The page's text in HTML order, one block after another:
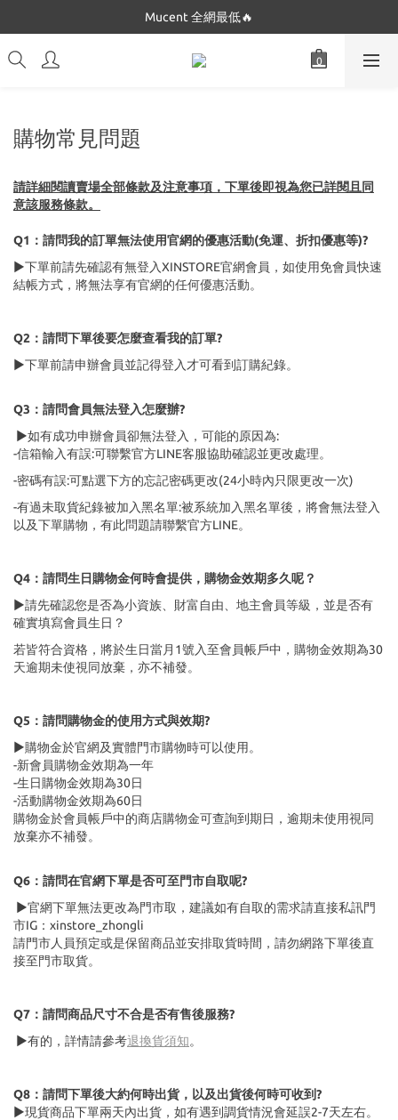
Dickies 最低$280起🔥
Mucent 全網最低🔥
Dickies 最低$280起🔥
購物常見問題
請詳細閱讀賣場全部條款及注意事項，下單後即視為您已詳閱且同
意該服務條款。
Q1：請問我的訂單無法使用官網的優惠活動(免運、折扣優惠等)?
▶下單前請先確認有無登入XINSTORE官網會員，如使用免會員快速
結帳方式，將無法享有官網的任何優惠活動。
Q2：請問下單後要怎麼查看我的訂單?
▶下單前請申辦會員並記得登入 才可看到訂購紀錄。
Q3：請問會員無法登入怎麼辦?
▶如有成功申辦會員卻無法登入，可能的原因為:
-信箱輸入有誤:可聯繫官方LINE客服協助確認並更改處理。
-密碼有誤:可點選下方的忘記密碼更改(24小時內只限更改一次)
-有過未取貨紀錄被加入黑名單:被系統加入黑名單後，將會無法登入
以及下單購物，有此問題請聯繫官方LINE。
Q4：請問生日購物金何時會提供，購物金效期多久呢？
▶請先確認您是否為小資族、財富自由、地主會員等級，並是否有
確實填寫會員生日？
若皆符合資格，將於生日當月1號入至會員帳戶中，購物金效期為30
天逾期未使視同放棄，亦不補發。
Q5：請問購物金的使用方式與效期?
▶購物金於官網及實體門市購物時可以使用。
-新會員購物金效期為一年
-生日購物金效期為30日
-活動購物金效期為60日
購物金於會員帳戶中的商店購物金可查詢到期日，逾期未使用視同
放棄亦不補發。
Q6：請問在官網下單是否可至門市自取呢?
▶官網下單無法更改為門市取，建議如有自取的需求請直接私訊門
市IG：xinstore_zhongli
請門市人員預定或是保留商品並安排取貨時間，請勿網路下單後直
接至門市取貨。
Q7：請問商品尺寸不合是否有售後服務?
▶有的，詳情請參考退換貨須知。
Q8：請問下單後大約何時出貨，以及出貨後何時可收到?
▶現貨商品下單兩天內出貨，如有遇到調貨情況會延誤2-7天左右。